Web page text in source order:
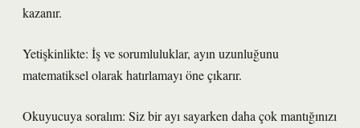
kazanır.
Yetişkinlikte: İş ve sorumluluklar, ayın uzunluğunu
matematiksel olarak hatırlamayı öne çıkarır.
Okuyucuya soralım: Siz bir ayı sayarken daha çok mantığınızı